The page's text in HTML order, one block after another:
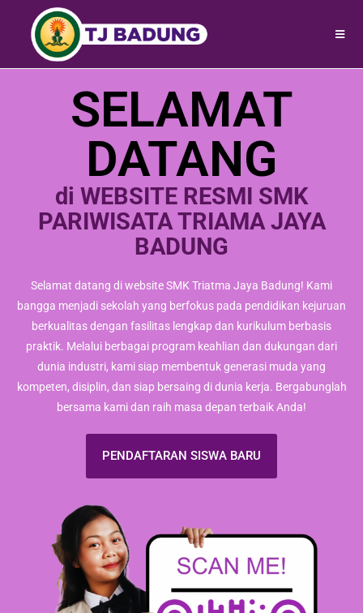
SELAMAT
DATANG
di WEBSITE RESMI SMK
PARIWISATA TRIAMA JAYA
BADUNG
Selamat datang di website SMK Triatma Jaya Badung! Kami
bangga menjadi sekolah yang berfokus pada pendidikan kejuruan
berkualitas dengan fasilitas lengkap dan kurikulum berbasis
praktik. Melalui berbagai program keahlian dan dukungan dari
dunia industri, kami siap membentuk generasi muda yang
kompeten, disiplin, dan siap bersaing di dunia kerja. Bergabunglah
bersama kami dan raih masa depan terbaik Anda!
PENDAFTARAN SISWA BARU